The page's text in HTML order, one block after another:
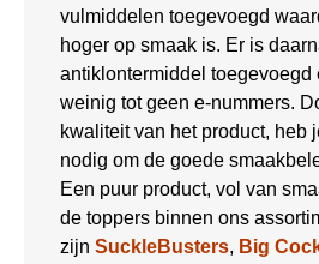
vulmiddelen toegevoegd
hoger op smaak is. Er is
antiklontermiddel toegevoegd
weinig tot geen e-nummers.
kwaliteit van het product, heb
nodig om de goede
Een puur product, vol van
de toppers binnen ons
zijn SuckleBusters, Big